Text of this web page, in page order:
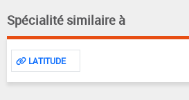
Spécialité similaire à
LATITUDE